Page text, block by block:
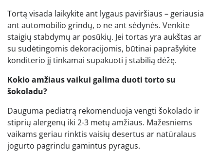
Tortą visada laikykite ant lygaus paviršiaus – geriausia
ant automobilio grindų, o ne ant sėdynės. Venkite
staigių stabdymų ar posūkių. Jei tortas yra aukštas ar
su sudėtingomis dekoracijomis, būtinai paprašykite
konditerio jį tinkamai supakuoti į stabilią dėžę.
Kokio amžiaus vaikui galima duoti torto su
šokoladu?
Dauguma pediatrą rekomenduoja vengti šokolado ir
stiprių alergenų iki 2-3 metų amžiaus. Mažesniems
vaikams geriau rinktis vaisių desertus ar natūralaus
jogurto pagrindu gamintus pyragus.